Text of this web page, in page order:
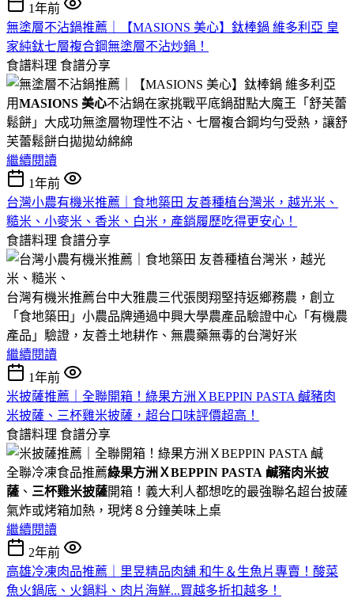
1年前
無塗層不沾鍋推薦｜【MASIONS 美心】鈦棒鍋 維多利亞 皇
家純鈦七層複合鋼無塗層不沾炒鍋！
食譜料理 食譜分享
用MASIONS 美心不沾鍋在家挑戰平底鍋甜點大魔王「舒芙蕾
鬆餅」大成功無塗層物理性不沾、七層複合鋼均勻受熱，讓舒
芙蕾鬆餅白拋拋幼綿綿
繼續閱讀
1年前
台灣小農有機米推薦｜食地築田 友善種植台灣米，越光米、
糙米、小麥米、香米、白米，產銷履歷吃得更安心！
食譜料理 食譜分享
台灣有機米推薦台中大雅農三代張閔翔堅持返鄉務農，創立
「食地築田」小農品牌通過中興大學農產品驗證中心「有機農
產品」驗證，友善土地耕作、無農藥無毒的台灣好米
繼續閱讀
1年前
米披薩推薦｜全聯開箱！綠果方洲ＸBEPPIN PASTA 鹹豬肉
米披薩、三杯雞米披薩，超台口味評價超高！
食譜料理 食譜分享
全聯冷凍食品推薦綠果方洲ＸBEPPIN PASTA 鹹豬肉米披
薩 、 三杯雞米披薩開箱！義大利人都想吃的最強聯名超台披薩
氣炸或烤箱加熱，現烤８分鐘美味上桌
繼續閱讀
2年前
高雄冷凍肉品推薦｜里昱精品肉舖 和牛＆生魚片專賣！酸菜
魚火鍋底、火鍋料、肉片海鮮...買越多折扣越多！